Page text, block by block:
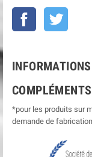
Facebook
INFORMATIONS
COMPLÉMENTS
*pour les produits sur
demande de